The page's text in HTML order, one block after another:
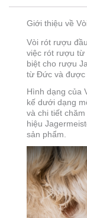
Giới thiệu về
Vòi rót rượu
việc rót rượu từ
biệt cho rượu
từ Đức và được
Hình dạng của
kế dưới dạng
và chi tiết
hiệu
sản phẩm.